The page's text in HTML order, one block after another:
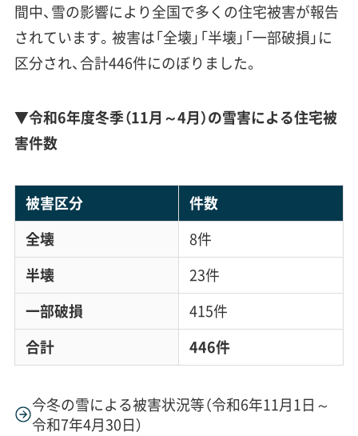
間中、雪の影響により全国で多くの住宅被害が報告
されています。被害は「全壊」「半壊」「一部破損」に
区分され、合計446件にのぼりました。
▼令和6年度冬季（11月～4月）の雪害による住宅被
害件数
被害区分
件数
全壊
8件
半壊
23件
一部破損
415件
合計
446件
今冬の雪による被害状況等（令和6年11月1日～
令和7年4月30日）